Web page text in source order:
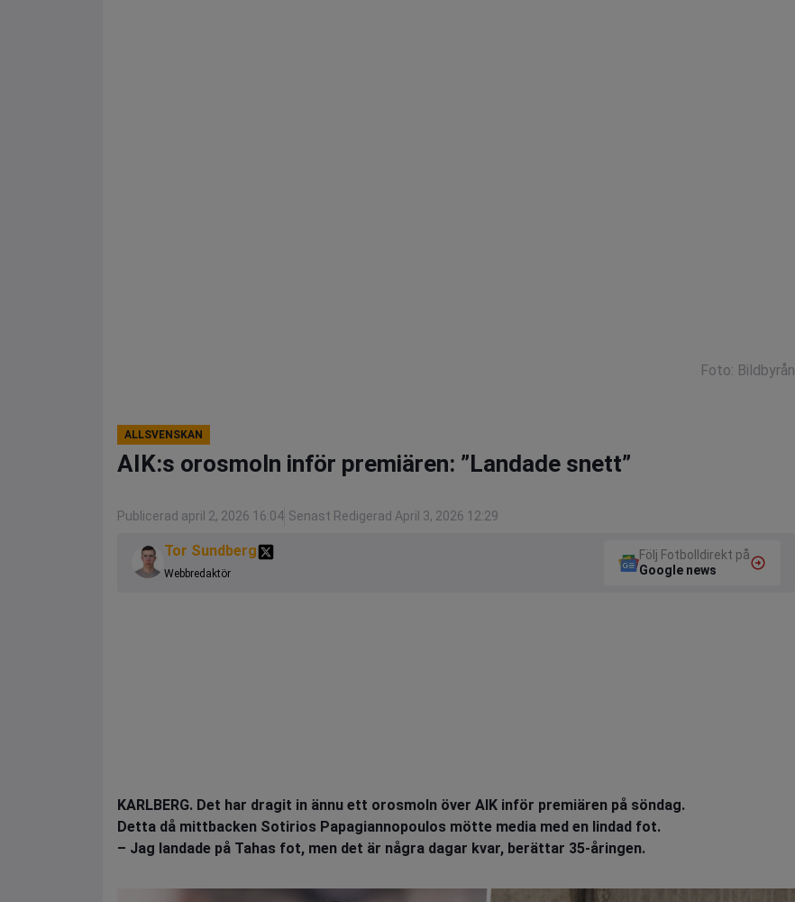
Foto: Bildbyrån
ALLSVENSKAN
AIK:s orosmoln inför premiären: ”Landade snett”
Publicerad april 2, 2026 16:04 Senast Redigerad April 3, 2026 12:29
Tor Sundberg
Webbredaktör
Följ Fotbolldirekt på
Google news
KARLBERG. Det har dragit in ännu ett orosmoln över AIK inför premiären på söndag.
Detta då mittbacken Sotirios Papagiannopoulos mötte media med en lindad fot.
– Jag landade på Tahas fot, men det är några dagar kvar, berättar 35-åringen.